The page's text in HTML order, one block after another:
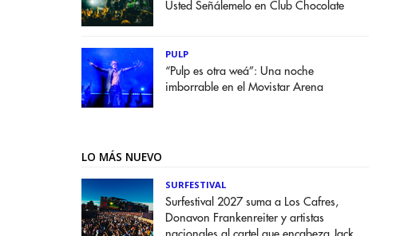
Usted Señálemelo en Club Chocolate
PULP
“Pulp es otra weá”: Una noche
imborrable en el Movistar Arena
LO MÁS NUEVO
SURFESTIVAL
Surfestival 2027 suma a Los Cafres,
Donavon Frankenreiter y artistas